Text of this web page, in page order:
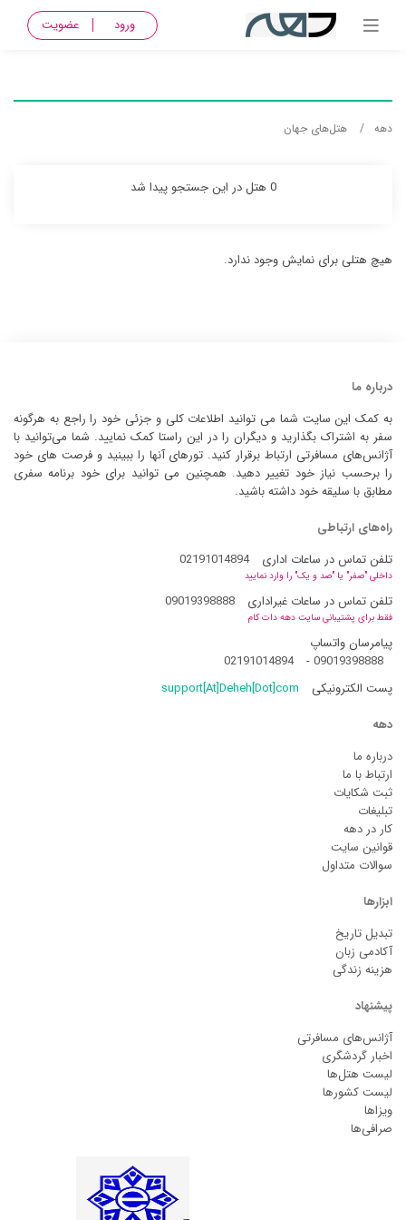
ورود عضویت
دهه هتل‌های جهان
0 هتل در این جستجو پیدا شد
هیچ هتلی برای نمایش وجود ندارد.
درباره ما
به کمک این سایت شما می توانید اطلاعات کلی و جزئی خود را راجع به هرگونه
سفر به اشتراک بگذارید و دیگران را در این راستا کمک نمایید. شما می‌توانید با
آژانس‌های مسافرتی ارتباط برقرار کنید. تورهای آنها را ببینید و فرصت های خود
را برحسب نیاز خود تغییر دهید. همچنین می توانید برای خود برنامه سفری
مطابق با سلیقه خود داشته باشید.
راه‌های ارتباطی
تلفن تماس در ساعات اداری
02191014894
داخلی "صفر" یا "صد و یک" را وارد نمایید
تلفن تماس در ساعات غیراداری 09019398888
فقط برای پشتیبانی سایت دهه دات کام
پیامرسان واتساپ
09019398888
-
02191014894
پست الکترونیکی
support[At]Deheh[Dot]com
دهه
درباره ما
ارتباط با ما
ثبت شکایات
تبلیغات
کار در دهه
قوانین سایت
سوالات متداول
ابزارها
تبدیل تاریخ
آکادمی زبان
هزینه زندگی
پیشنهاد
آژانس‌های مسافرتی
اخبار گردشگری
لیست هتل‌ها
لیست کشورها
ویزاها
صرافی‌ها